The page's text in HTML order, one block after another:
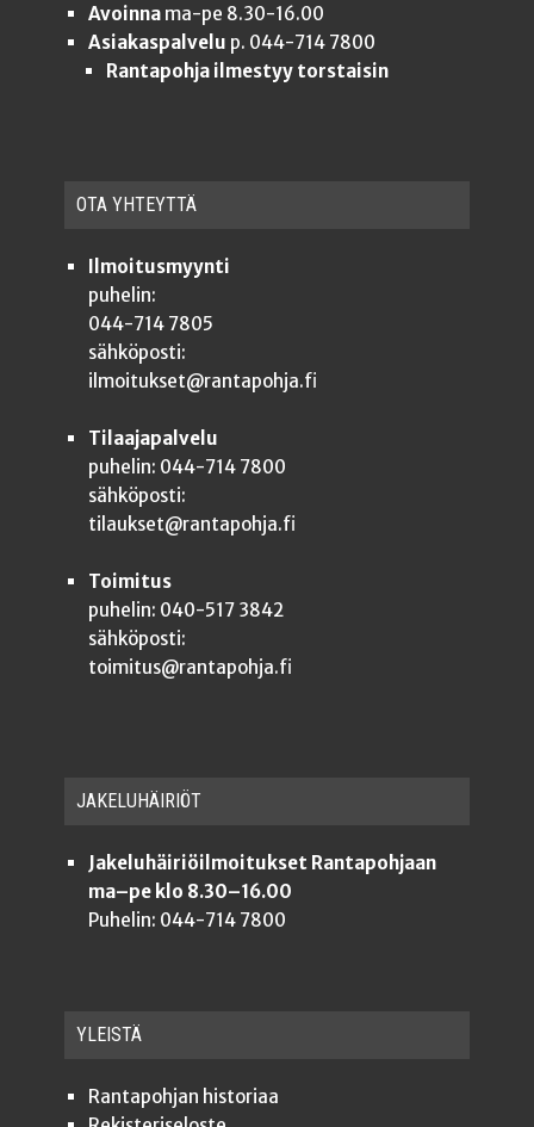
Avoinnama-pe 8.30-16.00
Asiakaspalvelu p. 044-714 7800
Rantapohja ilmestyy torstaisin
OTA YHTEYT­TÄ
Ilmoitusmyynti
puhelin:
044-714 7805
sähköposti:
ilmoitukset@rantapohja.fi
Tilaajapalvelu
puhelin: 044-714 7800
sähköposti:
tilaukset@rantapohja.fi
Toimitus
puhelin: 040-517 3842
sähköposti:
toimitus@rantapohja.fi
JAKE­LU­HÄI­RIÖT
Jakeluhäiriöilmoitukset Rantapohjaan
ma–pe klo 8.30–16.00
Puhelin: 044-714 7800
YLEISTÄ
Ran­ta­poh­jan historiaa